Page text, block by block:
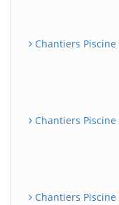
Chantiers Piscine
Chantiers Piscine
Chantiers